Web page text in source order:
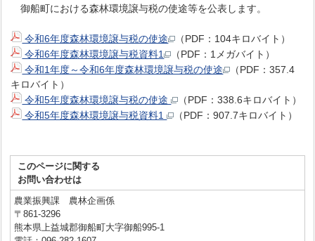
御船町における森林環境譲与税の使途等を公表します。
令和6年度森林環境譲与税の使途
（PDF：104キロバイト）
令和6年度森林環境譲与税資料1
（PDF：1メガバイト）
令和1年度～令和6年度森林環境譲与税の使途
（PDF：357.4
キロバイト）
令和5年度森林環境譲与税の使途
（PDF：338.6キロバイト）
令和5年度森林環境譲与税資料1
（PDF：907.7キロバイト）
このページに関する
お問い合わせは
農業振興課 農林企画係
〒861-3296
熊本県上益城郡御船町大字御船995-1